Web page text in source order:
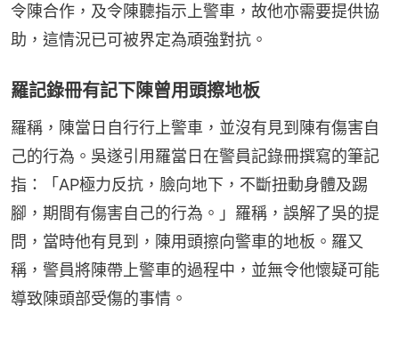
令陳合作，及令陳聽指示上警車，故他亦需要提供協
助，這情況已可被界定為頑強對抗。
羅記錄冊有記下陳曾用頭擦地板
羅稱，陳當日自行行上警車，並沒有見到陳有傷害自
己的行為。吳遂引用羅當日在警員記錄冊撰寫的筆記
指：「AP極力反抗，臉向地下，不斷扭動身體及踢
腳，期間有傷害自己的行為。」羅稱，誤解了吳的提
問，當時他有見到，陳用頭擦向警車的地板。羅又
稱，警員將陳帶上警車的過程中，並無令他懷疑可能
導致陳頭部受傷的事情。